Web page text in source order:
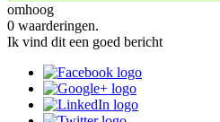
omhoog
0 waarderingen.
Ik vind dit een goed bericht